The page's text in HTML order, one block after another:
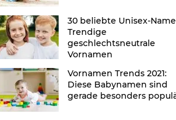
30 beliebte Unisex-
Trendige
geschlechtsneutrale
Vornamen
Vornamen Trends 2021:
Diese Babynamen sind
gerade besonders